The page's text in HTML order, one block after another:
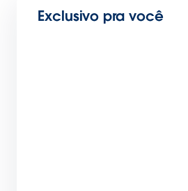
Exclusivo pra você